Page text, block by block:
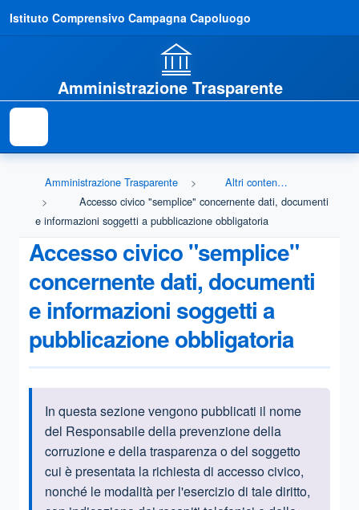
Istituto Comprensivo Campagna Capoluogo
Amministrazione Trasparente
Amministrazione Trasparente
Altri contenuti - Accesso civico
Accesso civico "semplice" concernente dati, documenti
e informazioni soggetti a pubblicazione obbligatoria
Accesso civico "semplice"
concernente dati, documenti
e informazioni soggetti a
pubblicazione obbligatoria
Informazioni introduttive
In questa sezione vengono pubblicati il nome
del Responsabile della prevenzione della
corruzione e della trasparenza o del soggetto
cui è presentata la richiesta di accesso civico,
nonché le modalità per l'esercizio di tale diritto,